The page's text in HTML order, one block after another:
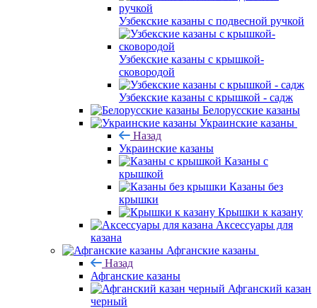
Узбекские казаны с подвесной ручкой
Узбекские казаны с крышкой-
сковородой
Узбекские казаны с крышкой - садж
Белорусские казаны
Украинские казаны
Назад
Украинские казаны
Казаны с
крышкой
Казаны без
крышки
Крышки к казану
Аксессуары для
казана
Афганские казаны
Назад
Афганские казаны
Афганский казан
черный